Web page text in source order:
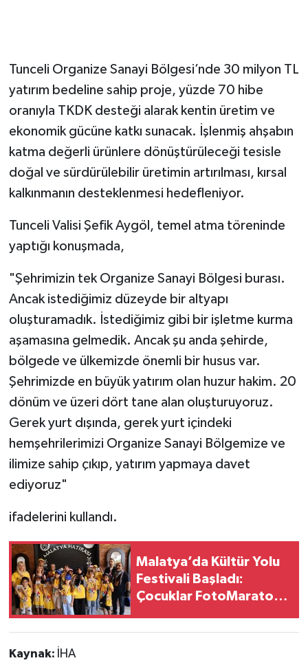
Tunceli Organize Sanayi Bölgesi’nde 30 milyon TL
yatırım bedeline sahip proje, yüzde 70 hibe
oranıyla TKDK desteği alarak kentin üretim ve
ekonomik gücüne katkı sunacak. İşlenmiş ahşabın
katma değerli ürünlere dönüştürüleceği tesisle
doğal ve sürdürülebilir üretimin artırılması, kırsal
kalkınmanın desteklenmesi hedefleniyor.
Tunceli Valisi Şefik Aygöl, temel atma töreninde
yaptığı konuşmada,
"Şehrimizin tek Organize Sanayi Bölgesi burası.
Ancak istediğimiz düzeyde bir altyapı
oluşturamadık. İstediğimiz gibi bir işletme kurma
aşamasına gelmedik. Ancak şu anda şehirde,
bölgede ve ülkemizde önemli bir husus var.
Şehrimizde en büyük yatırım olan huzur hakim. 20
dönüm ve üzeri dört tane alan oluşturuyoruz.
Gerek yurt dışında, gerek yurt içindeki
hemşehrilerimizi Organize Sanayi Bölgemize ve
ilimize sahip çıkıp, yatırım yapmaya davet
ediyoruz"
ifadelerini kullandı.
Malatya’da Kültür Yolu
Festivali Başladı:
Çocuklar FotoMaraton
Kaynak: İHA